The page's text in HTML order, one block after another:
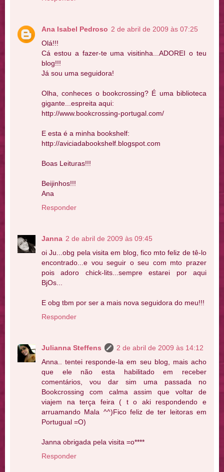
Ana Isabel Pedroso 2 de abril de 2009 às 07:25
Olá!!!
Cá estou a fazer-te uma visitinha...ADOREI o teu
blog!!!
Já sou uma seguidora!
Olha, conheces o bookcrossing? É uma biblioteca
gigante...espreita aqui:
http://www.bookcrossing-portugal.com/
E esta é a minha bookshelf:
http://aviciadabookshelf.blogspot.com
Boas Leituras!!!
Beijinhos!!!
Ana
Responder
Janna 2 de abril de 2009 às 09:45
oi Ju...obg pela visita em blog, fico mto feliz de tê-lo
encontrado...e vou seguir o seu com mto prazer
pois adoro chick-lits...sempre estarei por aqui
BjOs...
E obg tbm por ser a mais nova seguidora do meu!!!
Responder
Julianna Steffens
2 de abril de 2009 às 14:12
Anna.. tentei responde-la em seu blog, mais acho
que ele não esta habilitado em receber
comentários, vou dar sim uma passada no
Bookcrossing com calma assim que voltar de
viajem na terça feira ( t o aki respondendo e
arruamando Mala ^^)Fico feliz de ter leitoras em
Portugual =O)
Janna obrigada pela visita =o****
Responder